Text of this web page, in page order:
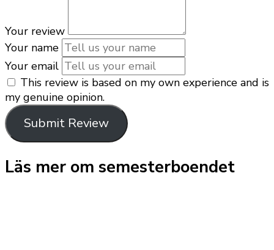
Your review
Your name
Your email
This review is based on my own experience and is
my genuine opinion.
Submit Review
Läs mer om semesterboendet